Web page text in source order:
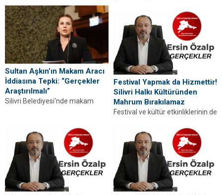
“53 gündür sizlerden ayrıyım”
diyen Balcıoğlu, bir...
toplantısını gerçekleştirdi.
Detaylar haberimizde.
Sultan Aşkın’ın Makam Aracı
İddiasına Tepki: “Gerçekler
Araştırılmalı”
Silivri Belediyesi'nde makam
kamuoyundan tepki geldi. Araç
tahsislerinin görev...
Festival Yapmak da Hizmettir!
Silivri Halkı Kültüründen
Mahrum Bırakılamaz
Festival ve kültür etkinliklerinin de
olduğunu vurgulayan dikkat
çekici değerlendirme. Silivri
halkı...